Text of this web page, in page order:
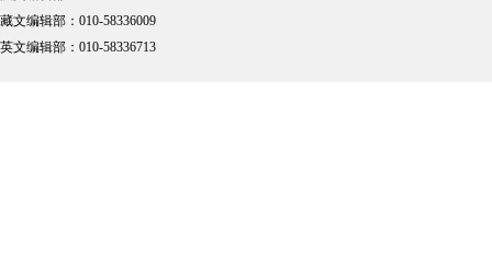
藏文编辑部：010-58336009
英文编辑部：010-58336713